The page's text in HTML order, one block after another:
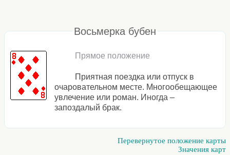
Восьмерка бубен
Прямое положение
Приятная поездка или отпуск в
очаровательном месте. Многообещающее
увлечение или роман. Иногда –
запоздалый брак.
Перевернутое положение карты
Значения карт